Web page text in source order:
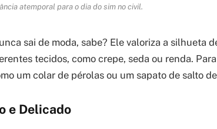
atemporal para o dia do sim no civil.
sai de moda, sabe? Ele valoriza a silhueta
tecidos, como crepe, seda ou renda.
um colar de pérolas ou um sapato de salto
e Delicado